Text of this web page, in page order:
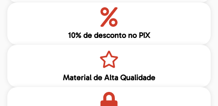
10% de desconto no PIX
Material de Alta Qualidade